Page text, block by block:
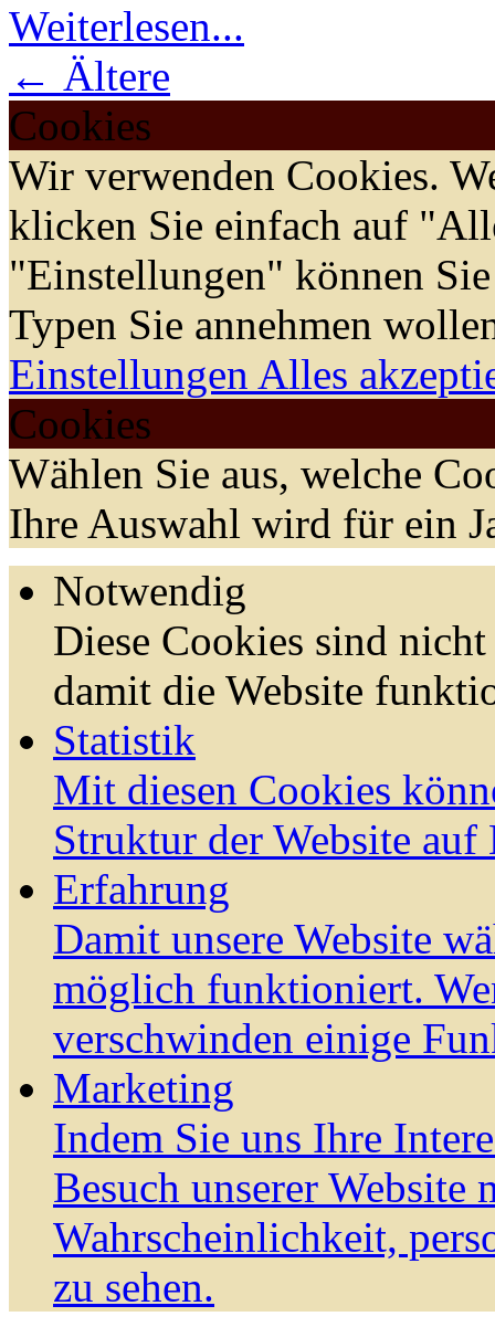
Weiterlesen...
← Ältere
Cookies
Wir verwenden Cookies.
klicken Sie einfach auf
"Einstellungen" können
Typen Sie annehmen
Einstellungen Alles
Cookies
Wählen Sie aus, welche
Ihre Auswahl wird für ein
Notwendig
Diese Cookies sind
damit die Website
Statistik
Mit diesen Cookies
Struktur der Website auf
Erfahrung
Damit unsere Website
möglich funktioniert.
verschwinden einige
Marketing
Indem Sie uns Ihre
Besuch unserer Website
Wahrscheinlichkeit,
zu sehen.